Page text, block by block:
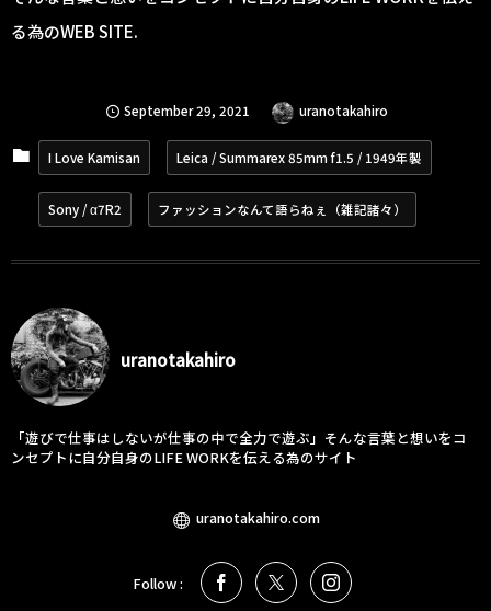
る為のWEB SITE.
September29,2021 uranotakahiro
I Love Kamisan Leica / Summarex 85mm f1.5 / 1949年製
Sony / α7R2 ファッションなんて語らねぇ（雑記諸々）
uranotakahiro
「遊びで仕事はしないが仕事の中で全力で遊ぶ」そんな言葉と想いをコ
ンセプトに自分自身のLIFE WORKを伝える為のサイト
uranotakahiro.com
Follow :